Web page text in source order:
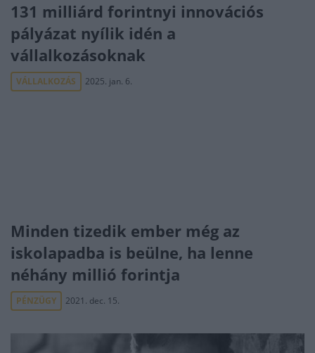
131 milliárd forintnyi innovációs
pályázat nyílik idén a
vállalkozásoknak
VÁLLALKOZÁS 2025. jan. 6.
Minden tizedik ember még az
iskolapadba is beülne, ha lenne
néhány millió forintja
PÉNZÜGY 2021. dec. 15.